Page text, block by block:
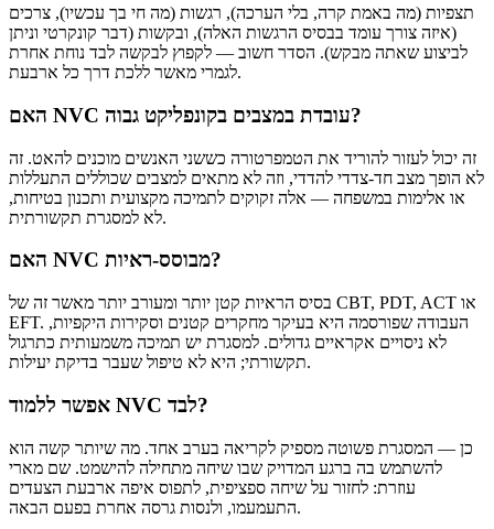
תצפיות (מה באמת קרה, בלי הערכה), רגשות (מה חי בך עכשיו), צרכים
(איזה צורך עומד בבסיס הרגשות האלה), ובקשות (דבר קונקרטי וניתן
לביצוע שאתה מבקש). הסדר חשוב — לקפוץ לבקשה לבד נוחת אחרת
לגמרי מאשר ללכת דרך כל ארבעת.
האם NVC עובדת במצבים בקונפליקט גבוה?
זה יכול לעזור להוריד את הטמפרטורה כששני האנשים מוכנים להאט. זה
לא הופך מצב חד-צדדי להדדי, וזה לא מתאים למצבים שכוללים התעללות
או אלימות במשפחה — אלה זקוקים לתמיכה מקצועית ותכנון בטיחות,
לא למסגרת תקשורתית.
האם NVC מבוסס-ראיות?
בסיס הראיות קטן יותר ומעורב יותר מאשר זה של CBT, PDT, ACT או
EFT. העבודה שפורסמה היא בעיקר מחקרים קטנים וסקירות היקפיות,
לא ניסויים אקראיים גדולים. למסגרת יש תמיכה משמעותית כתרגול
תקשורתי; היא לא טיפול שעבר בדיקת יעילות.
אפשר ללמוד NVC לבד?
כן — המסגרת פשוטה מספיק לקריאה בערב אחד. מה שיותר קשה הוא
להשתמש בה ברגע המדויק שבו שיחה מתחילה להישמט. שם מארי
עוזרת: לחזור על שיחה ספציפית, לתפוס איפה ארבעת הצעדים
התעמעמו, ולנסות גרסה אחרת בפעם הבאה.